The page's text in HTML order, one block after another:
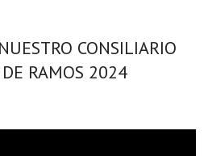
CONSILIARIO
RAMOS 2024